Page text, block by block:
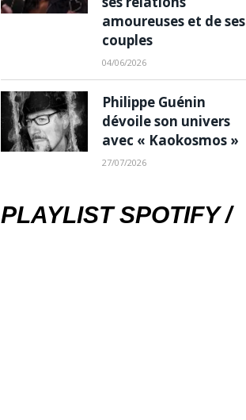
amoureuses et de ses
couples
04/06/2026
Philippe Guénin
dévoile son univers
avec « Kaokosmos »
27/07/2026
PLAYLIST SPOTIFY /